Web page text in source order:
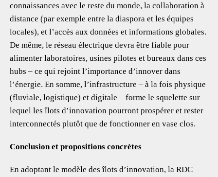
connaissances avec le reste du monde, la collaboration à
distance (par exemple entre la diaspora et les équipes
locales), et l’accès aux données et informations globales.
De même, le réseau électrique devra être fiable pour
alimenter laboratoires, usines pilotes et bureaux dans ces
hubs – ce qui rejoint l’importance d’innover dans
l’énergie. En somme, l’infrastructure – à la fois physique
(fluviale, logistique) et digitale – forme le squelette sur
lequel les îlots d’innovation pourront prospérer et rester
interconnectés plutôt que de fonctionner en vase clos.
Conclusion et propositions concrètes
En adoptant le modèle des îlots d’innovation, la RDC